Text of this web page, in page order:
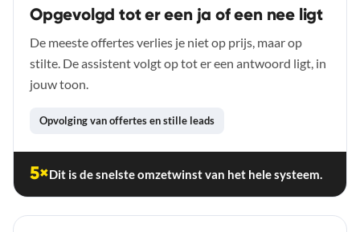
Opgevolgd tot er een ja of een nee ligt
De meeste offertes verlies je niet op prijs, maar op
stilte. De assistent volgt op tot er een antwoord ligt, in
jouw toon.
Opvolging van offertes en stille leads
5×Dit is de snelste omzetwinst van het hele systeem.